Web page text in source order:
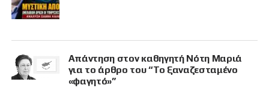
Απάντηση στον καθηγητή Νότη Μαριά
για το άρθρο του “Το ξαναζεσταμένο
«φαγητό»”